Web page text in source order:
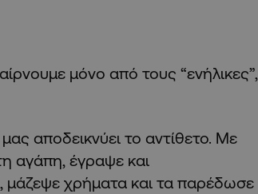
μόνο από τους “ενήλικες”,
μας αποδεικνύει το αντίθετο. Με
αγάπη, έγραψε και
μάζεψε χρήματα και τα παρέδωσε